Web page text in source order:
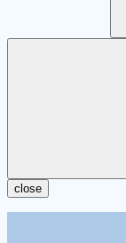
close